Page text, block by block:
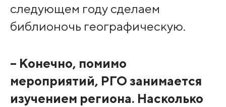
следующем году сделаем
библионочь географическую.
– Конечно, помимо
мероприятий, РГО занимается
изучением региона. Насколько